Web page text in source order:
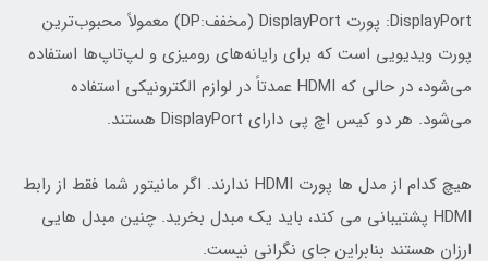
DisplayPort: پورت DisplayPort (مخفف:DP) معمولاً محبوب‌ترین
پورت ویدیویی است که برای رایانه‌های رومیزی و لپ‌تاپ‌ها استفاده
می‌شود، در حالی که HDMI عمدتاً در لوازم الکترونیکی استفاده
می‌شود. هر دو کیس اچ پی دارای DisplayPort هستند.
هیچ کدام از مدل ها پورت HDMI ندارند. اگر مانیتور شما فقط از رابط
HDMI پشتیبانی می کند، باید یک مبدل بخرید. چنین مبدل هایی
ارزان هستند بنابراین جای نگرانی نیست.